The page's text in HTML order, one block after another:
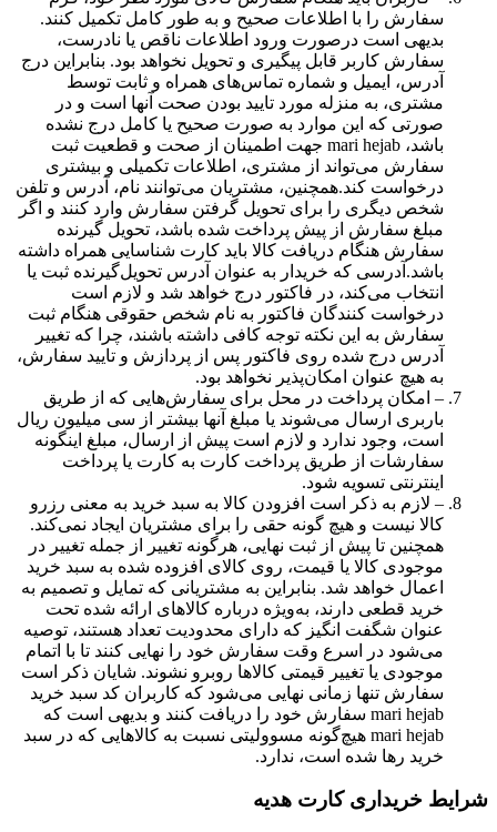
سفارش را با اطلاعات صحیح و به طور کامل تکمیل کنند.
بدیهی است درصورت ورود اطلاعات ناقص یا نادرست،
سفارش کاربر قابل پیگیری و تحویل نخواهد بود. بنابراین درج
آدرس، ایمیل و شماره تماس‌های همراه و ثابت توسط
مشتری، به منزله مورد تایید بودن صحت آنها است و در
صورتی که این موارد به صورت صحیح یا کامل درج نشده
باشد، mari hejab جهت اطمینان از صحت و قطعیت ثبت
سفارش می‌تواند از مشتری، اطلاعات تکمیلی و بیشتری
درخواست کند.همچنین، مشتریان می‌توانند نام، آدرس و تلفن
شخص دیگری را برای تحویل گرفتن سفارش وارد کنند و اگر
مبلغ سفارش از پیش پرداخت شده باشد، تحویل گیرنده
سفارش هنگام دریافت کالا باید کارت شناسایی همراه داشته
باشد.آدرسی که خریدار به عنوان آدرس تحویل‌گیرنده ثبت یا
انتخاب می‌کند، در فاکتور درج خواهد شد و لازم است
درخواست کنندگان فاکتور به نام شخص حقوقی هنگام ثبت
سفارش به این نکته توجه کافی داشته باشند، چرا که تغییر
آدرس درج شده روی فاکتور پس از پردازش و تایید سفارش،
به هیچ عنوان امکان‌پذیر نخواهد بود.
– امکان پرداخت در محل برای سفارش‌هایی که از طریق
باربری ارسال می‌شوند یا مبلغ آنها بیشتر از سی میلیون ریال
است، وجود ندارد و لازم است پیش از ارسال، مبلغ اینگونه
سفارشات از طریق پرداخت کارت به کارت یا پرداخت
اینترنتی تسویه شود.
– لازم به ذکر است افزودن کالا به سبد خرید به معنی رزرو
کالا نیست و هیچ گونه حقی را برای مشتریان ایجاد نمی‌کند.
همچنین تا پیش از ثبت نهایی، هرگونه تغییر از جمله تغییر در
موجودی کالا یا قیمت، روی کالای افزوده شده به سبد خرید
اعمال خواهد شد. بنابراین به مشتریانی که تمایل و تصمیم به
خرید قطعی دارند، به‌ویژه درباره کالاهای ارائه شده تحت
عنوان شگفت انگیز که دارای محدودیت تعداد هستند، توصیه
می‌شود در اسرع وقت سفارش خود را نهایی کنند تا با اتمام
موجودی یا تغییر قیمتی کالاها روبرو نشوند. شایان ذکر است
سفارش تنها زمانی نهایی می‌شود که کاربران کد سبد خرید
mari hejab سفارش خود را دریافت کنند و بدیهی است که
mari hejab هیچ‌گونه مسوولیتی نسبت به کالاهایی که در سبد
خرید رها شده است، ندارد.
شرایط خریداری کارت هدیه